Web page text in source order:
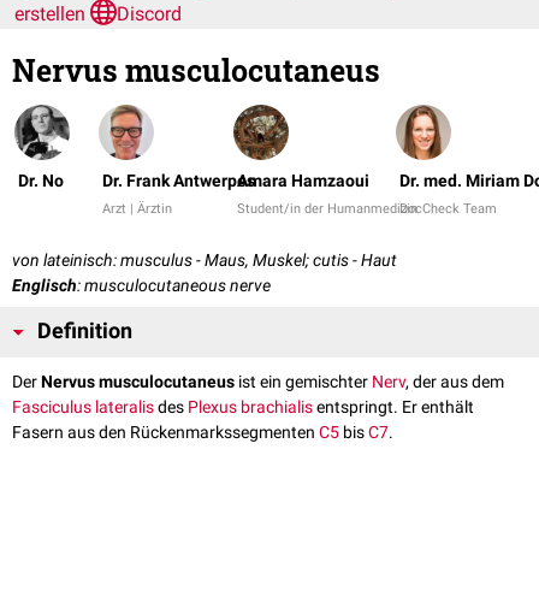
erstellen
Discord
Nervus musculocutaneus
Dr. No Dr. Frank Antwerpes
Arzt | Ärztin
Amara Hamzaoui
Student/in der Humanmedizin
Dr. med. Miriam
DocCheck Team
von lateinisch: musculus - Maus, Muskel; cutis - Haut
Englisch: musculocutaneous nerve
Definition
DerNervus musculocutaneus ist ein gemischter Nerv, der aus dem
Fasciculus lateralisdes Plexus brachialisentspringt. Er enthält
Fasern aus den Rückenmarkssegmenten C5 bisC7.